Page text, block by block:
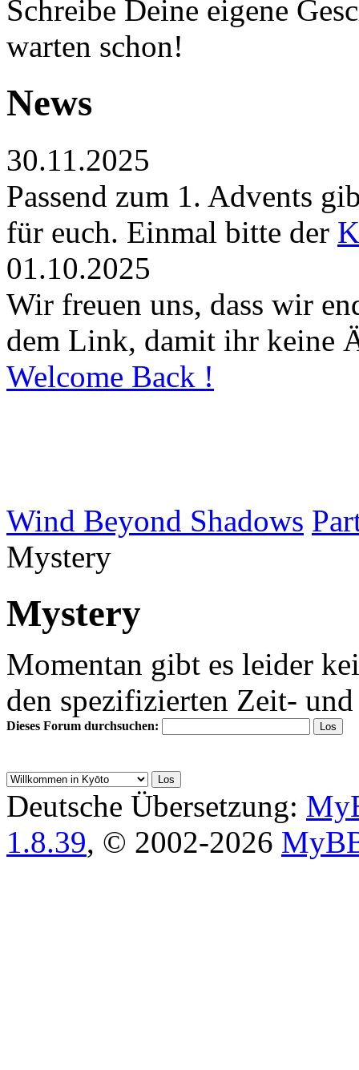
Schreibe Deine eigene
warten schon!
News
30.11.2025
Passend zum 1. Advents
für euch. Einmal bitte der
01.10.2025
Wir freuen uns, dass wir
dem Link, damit ihr keine
Welcome Back !
Wind Beyond Shadows
Mystery
Mystery
Momentan gibt es leider
den spezifizierten Zeit-
Dieses Forum durchsuchen:
Deutsche Übersetzung:
1.8.39, © 2002-2026